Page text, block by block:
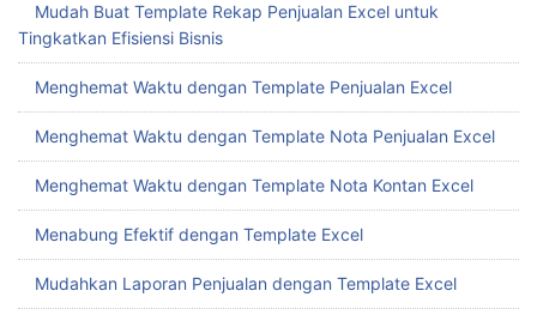
Mudah Buat Template Rekap Penjualan Excel untuk
Tingkatkan Efisiensi Bisnis
Menghemat Waktu dengan Template Penjualan Excel
Menghemat Waktu dengan Template Nota Penjualan Excel
Menghemat Waktu dengan Template Nota Kontan Excel
Menabung Efektif dengan Template Excel
Mudahkan Laporan Penjualan dengan Template Excel